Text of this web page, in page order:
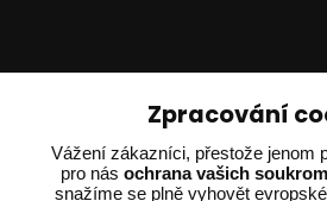
Technické poradenství
Ing. Adam Dvořák
+420 602 234 254
Zpracování
Vážení zákazníci, přestože jenom
pro nás ochrana vašich
snažíme se plně vyhovět